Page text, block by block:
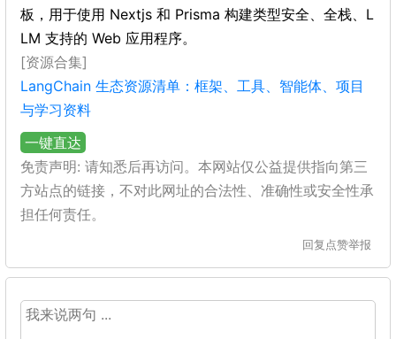
板，用于使用 Nextjs 和 Prisma 构建类型安全、全栈、L
LM 支持的 Web 应用程序。
[资源合集]
LangChain 生态资源清单：框架、工具、智能体、项目
与学习资料
一键直达
免责声明: 请知悉后再访问。本网站仅公益提供指向第三
方站点的链接，不对此网址的合法性、准确性或安全性承
担任何责任。
回复 点赞举报